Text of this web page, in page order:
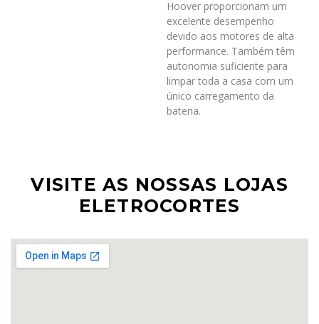
Hoover proporcionam um
excelente desempenho
devido aos motores de alta
performance. Também têm
autonomia suficiente para
limpar toda a casa com um
único carregamento da
bateria.
VISITE AS NOSSAS LOJAS
ELETROCORTES